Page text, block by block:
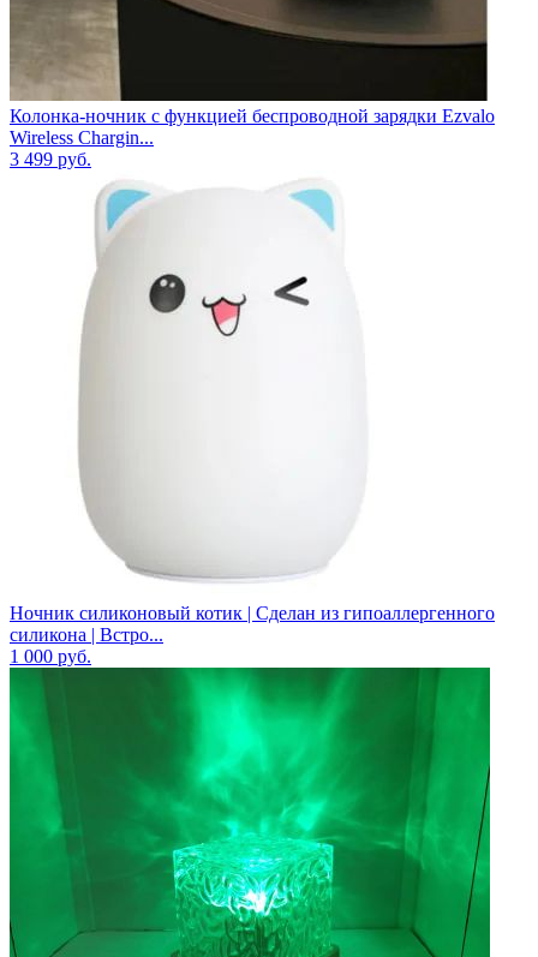
Колонка-ночник с функцией беспроводной зарядки Ezvalo
Wireless Chargin...
3 499 руб.
Ночник силиконовый котик | Сделан из гипоаллергенного
силикона | Встро...
1 000 руб.